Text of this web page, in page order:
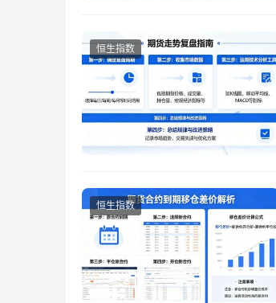
恒生指数
恒生指数